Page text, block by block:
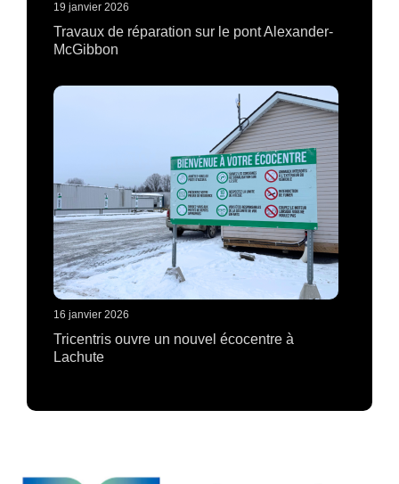
19 janvier 2026
Travaux de réparation sur le pont Alexander-
McGibbon
16 janvier 2026
Tricentris ouvre un nouvel écocentre à
Lachute